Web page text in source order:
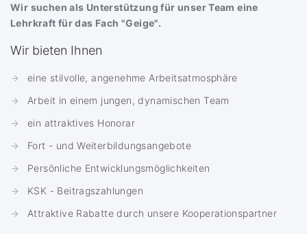
Wir suchen als Unterstützung für unser Team eine
Lehrkraft für das Fach "Geige".
Wir bieten Ihnen
eine stilvolle, angenehme Arbeitsatmosphäre
Arbeit in einem jungen, dynamischen Team
ein attraktives Honorar
Fort - und Weiterbildungsangebote
Persönliche Entwicklungsmöglichkeiten
KSK - Beitragszahlungen
Attraktive Rabatte durch unsere Kooperationspartner